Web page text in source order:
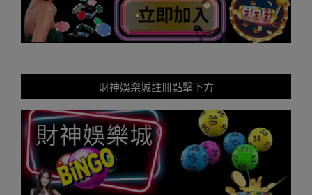
財神娛樂城註冊點擊下方